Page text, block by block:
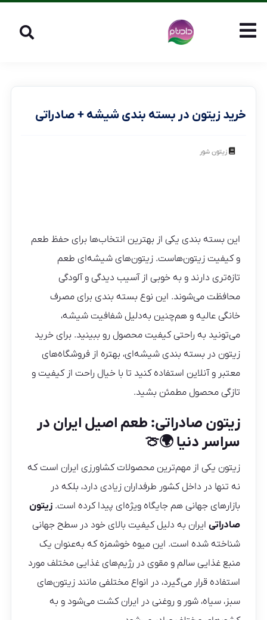
خرید زیتون در بسته بندی شیشه + صادراتی
زیتون شور
این بسته‌ بندی یکی از بهترین انتخاب‌ها برای حفظ طعم
و کیفیت زیتون‌هاست. زیتون‌های شیشه‌ای طعم
تازه‌تری دارند و به‌ خوبی از آسیب‌ دیدگی و آلودگی
محافظت می‌شوند. این نوع بسته‌ بندی برای مصرف
خانگی عالیه و هم‌چنین به‌دلیل شفافیت شیشه،
می‌تونید به راحتی کیفیت محصول رو ببینید. برای خرید
زیتون در بسته بندی شیشه‌ای، بهتره از فروشگاه‌های
معتبر و آنلاین استفاده کنید تا با خیال راحت از کیفیت و
تازگی محصول مطمئن بشید.
زیتون صادراتی: طعم اصیل ایران در
سراسر دنیا 🌍🍈
زیتون یکی از مهم‌ترین محصولات کشاورزی ایران است که
نه تنها در داخل کشور طرفداران زیادی دارد، بلکه در
بازارهای جهانی هم جایگاه ویژه‌ای پیدا کرده است.زیتون
صادراتی ایران به دلیل کیفیت بالای خود در سطح جهانی
شناخته شده است. این میوه خوشمزه که به‌عنوان یک
منبع غذایی سالم و مقوی در رژیم‌های غذایی مختلف مورد
استفاده قرار می‌گیرد، در انواع مختلفی مانند زیتون‌های
سبز، سیاه، شور و روغنی در ایران کشت می‌شود و به